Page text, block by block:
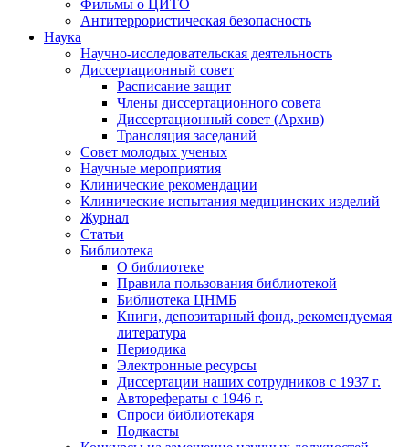
Фильмы о ЦИТО
Антитеррористическая безопасность
Наука
Научно-исследовательская деятельность
Диссертационный совет
Расписание защит
Члены диссертационного совета
Диссертационный совет (Архив)
Трансляция заседаний
Совет молодых ученых
Научные мероприятия
Клинические рекомендации
Клинические испытания медицинских изделий
Журнал
Статьи
Библиотека
О библиотеке
Правила пользования библиотекой
Библиотека ЦНМБ
Книги, депозитарный фонд, рекомендуемая
литература
Периодика
Электронные ресурсы
Диссертации наших сотрудников с 1937 г.
Авторефераты с 1946 г.
Спроси библиотекаря
Подкасты